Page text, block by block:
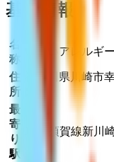
基本情報
名
称
いしいアレルギ
住
所
神奈川県川崎市
最
寄
り
駅
JR横須賀線新川